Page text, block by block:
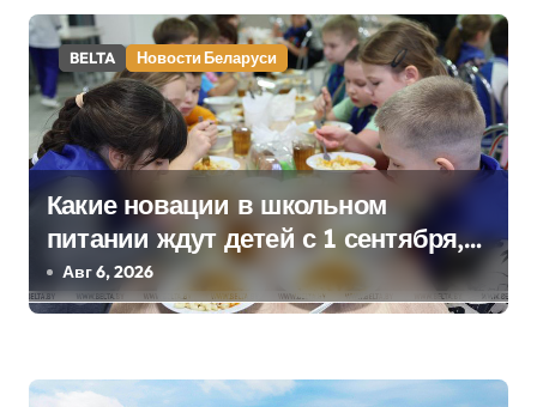
а
п
и
с
я
м
BELTA Новости Беларуси
Какие новации в школьном
питании ждут детей с 1 сентября,
рассказали в правительстве
Авг 6, 2026